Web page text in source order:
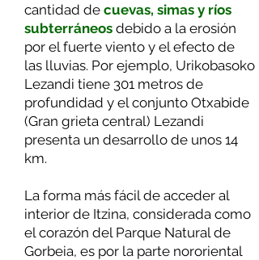
cantidad de cuevas, simas y ríos
subterráneos debido a la erosión
por el fuerte viento y el efecto de
las lluvias. Por ejemplo, Urikobasoko
Lezandi tiene 301 metros de
profundidad y el conjunto Otxabide
(Gran grieta central) Lezandi
presenta un desarrollo de unos 14
km.
La forma más fácil de acceder al
interior de Itzina, considerada como
el corazón del Parque Natural de
Gorbeia, es por la parte nororiental